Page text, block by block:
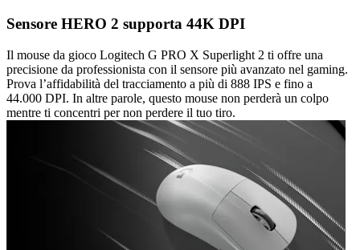
Sensore HERO 2 supporta 44K DPI
Il mouse da gioco Logitech G PRO X Superlight 2 ti offre una
precisione da professionista con il sensore più avanzato nel gaming.
Prova l’affidabilità del tracciamento a più di 888 IPS e fino a
44.000 DPI. In altre parole, questo mouse non perderà un colpo
mentre ti concentri per non perdere il tuo tiro.